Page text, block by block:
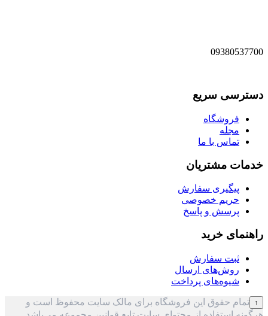
09380537700
دسترسی سریع
فروشگاه
مجله
تماس با ما
خدمات مشتریان
پیگیری سفارش
حریم خصوصی
پرسش و پاسخ
راهنمای خرید
ثبت سفارش
روش‌های ارسال
شیوه‌های پرداخت
↑ تمام حقوق این فروشگاه برای مالک سایت محفوظ است و